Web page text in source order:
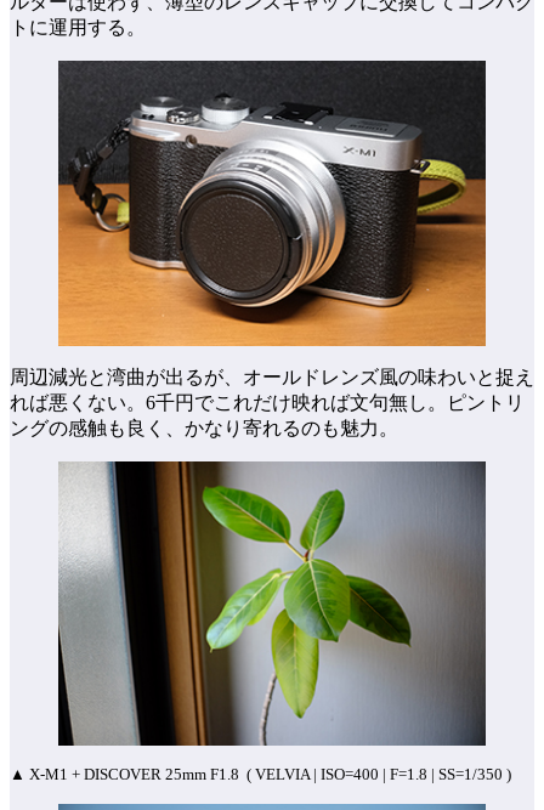
トに運用する。
周辺減光と湾曲が出るが、オールドレンズ風の味わいと捉え
れば悪くない。6千円でこれだけ映れば文句無し。ピントリ
ングの感触も良く、かなり寄れるのも魅力。
▲ X-M1 + DISCOVER 25mm F1.8 ( VELVIA | ISO=400 | F=1.8 | SS=1/350 )